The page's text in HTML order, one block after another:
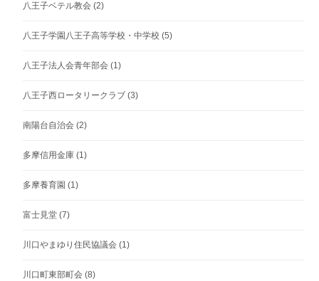
八王子ベテル教会 (2)
八王子学園八王子高等学校・中学校 (5)
八王子法人会青年部会 (1)
八王子西ロータリークラブ (3)
南陽台自治会 (2)
多摩信用金庫 (1)
多摩養育園 (1)
富士見堂 (7)
川口やまゆり住民協議会 (1)
川口町東部町会 (8)